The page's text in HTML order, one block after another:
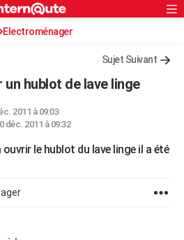
S'inscrire
Connexion
Electroménager
Sujet Suivant
hublot de lave linge
2011 à 09:03
déc. 2011 à 09:32
le hublot du lave linge il a été